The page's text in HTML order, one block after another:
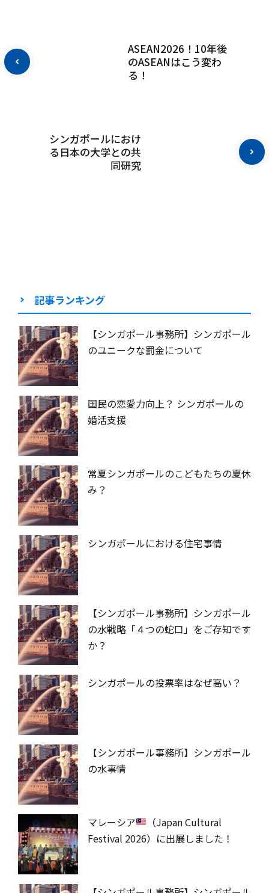
ASEAN2026！10年後
のASEANはこう変わ
る！
シンガポールにおけ
る日本の大学との共
同研究
記事ランキング
【シンガポール事務所】シンガポール
のユニークな罰金について
国民の恋愛力向上？ シンガポールの
婚活支援
常夏シンガポールのこどもたちの夏休
み？
シンガポールにおける住宅事情
【シンガポール事務所】シンガポール
の水戦略「４つの蛇口」をご存知です
か？
シンガポールの投票率はなぜ高い？
【シンガポール事務所】シンガポール
の水事情
マレーシア
（Japan Cultural
Festival 2026）に出展しました！